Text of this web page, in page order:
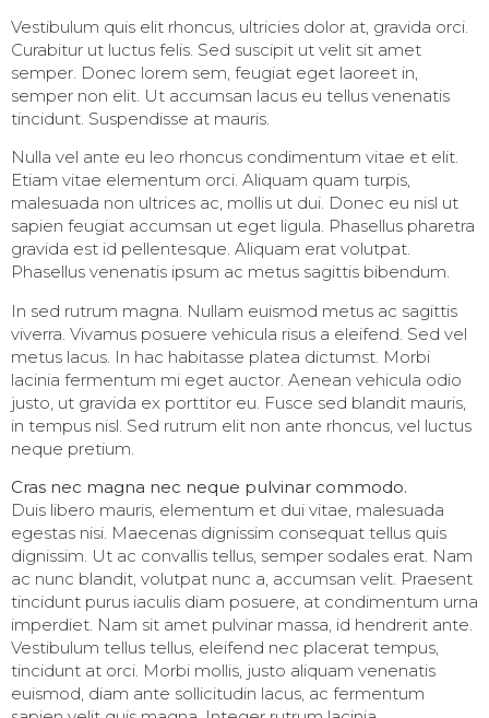
Vestibulum quis elit rhoncus, ultricies dolor at, gravida orci.
Curabitur ut luctus felis. Sed suscipit ut velit sit amet
semper. Donec lorem sem, feugiat eget laoreet in,
semper non elit. Ut accumsan lacus eu tellus venenatis
tincidunt. Suspendisse at mauris.
Nulla vel ante eu leo rhoncus condimentum vitae et elit.
Etiam vitae elementum orci. Aliquam quam turpis,
malesuada non ultrices ac, mollis ut dui. Donec eu nisl ut
sapien feugiat accumsan ut eget ligula. Phasellus pharetra
gravida est id pellentesque. Aliquam erat volutpat.
Phasellus venenatis ipsum ac metus sagittis bibendum.
In sed rutrum magna. Nullam euismod metus ac sagittis
viverra. Vivamus posuere vehicula risus a eleifend. Sed vel
metus lacus. In hac habitasse platea dictumst. Morbi
lacinia fermentum mi eget auctor. Aenean vehicula odio
justo, ut gravida ex porttitor eu. Fusce sed blandit mauris,
in tempus nisl. Sed rutrum elit non ante rhoncus, vel luctus
neque pretium.
Cras nec magna nec neque pulvinar commodo.
Duis libero mauris, elementum et dui vitae, malesuada
egestas nisi. Maecenas dignissim consequat tellus quis
dignissim. Ut ac convallis tellus, semper sodales erat. Nam
ac nunc blandit, volutpat nunc a, accumsan velit. Praesent
tincidunt purus iaculis diam posuere, at condimentum urna
imperdiet. Nam sit amet pulvinar massa, id hendrerit ante.
Vestibulum tellus tellus, eleifend nec placerat tempus,
tincidunt at orci. Morbi mollis, justo aliquam venenatis
euismod, diam ante sollicitudin lacus, ac fermentum